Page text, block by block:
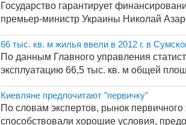
Государство гарантирует
премьер-министр Украины Николай
66 тыс. кв. м жилья ввели в 2012 г. в
По данным Главного управления
эксплуатацию 66,5 тыс. кв. м общей
Киевляне предпочитают "первичку"
По словам экспертов, рынок
способствовали хорошие условия,